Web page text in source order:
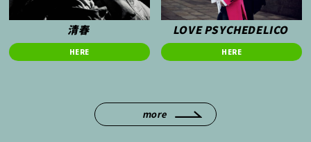
清春
HERE
LOVE PSYCHEDELICO
HERE
more